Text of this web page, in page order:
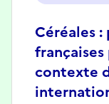
Céréales
contexte